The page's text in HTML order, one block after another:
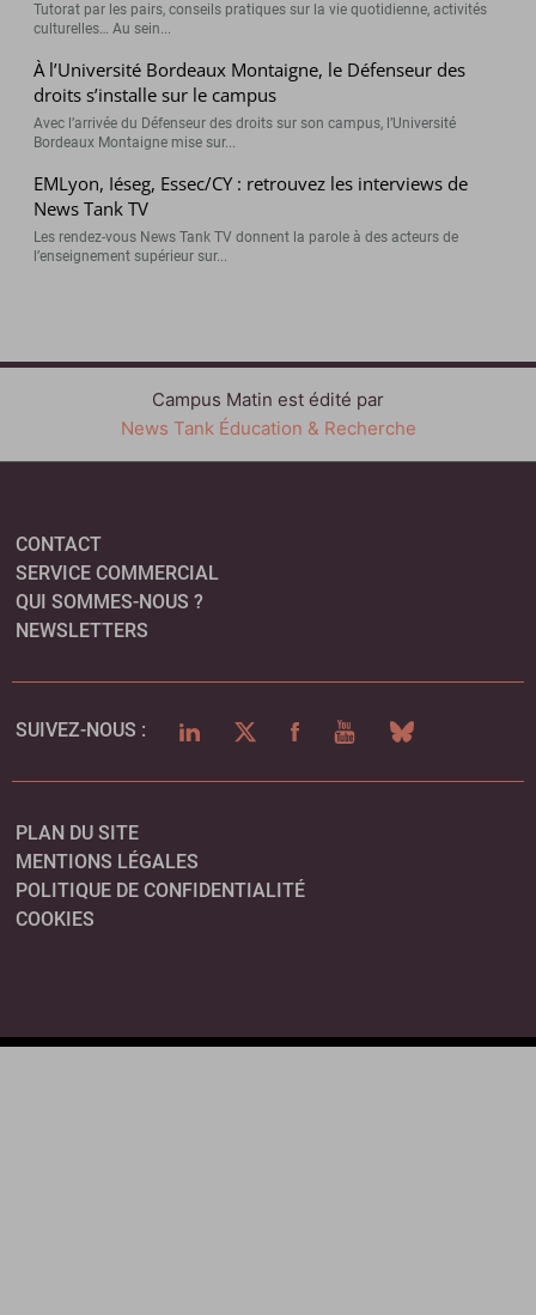
Tutorat par les pairs, conseils pratiques sur la vie quotidienne, activités
culturelles… Au sein...
À l’Université Bordeaux Montaigne, le Défenseur des
droits s’installe sur le campus
Avec l’arrivée du Défenseur des droits sur son campus, l’Université
Bordeaux Montaigne mise sur...
EMLyon, Iéseg, Essec/CY : retrouvez les interviews de
News Tank TV
Les rendez-vous News Tank TV donnent la parole à des acteurs de
l’enseignement supérieur sur...
Campus Matin est édité par
News Tank Éducation & Recherche
CONTACT
SERVICE COMMERCIAL
QUI SOMMES-NOUS ?
NEWSLETTERS
SUIVEZ-NOUS : LINKEDINTWITTERFACEBOOKYOUTUBEBLUESKY
PLAN DU SITE
MENTIONS LÉGALES
POLITIQUE DE CONFIDENTIALITÉ
COOKIES